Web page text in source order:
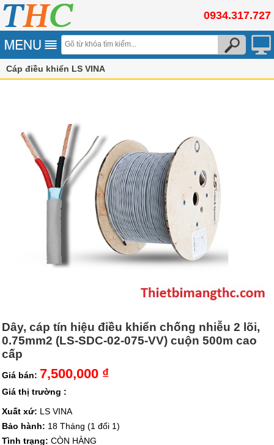
0934.317.727
Cáp điều khiển LS VINA
Dây, cáp tín hiệu điều khiển chống nhiễu 2 lõi,
0.75mm2 (LS-SDC-02-075-VV) cuộn 500m cao
cấp
Giá bán: 7,500,000 ₫
Giá thị trường :
Xuất xứ: LS VINA
Bảo hành: 18 Tháng (1 đổi 1)
Tình trạng: CÒN HÀNG